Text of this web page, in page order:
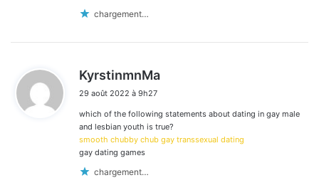
chargement…
KyrstinmnMa
:
29 août 2022 à 9h27
which of the following statements about dating in gay male
and lesbian youth is true?
smooth chubby chub gay transsexual dating
gay dating games
chargement…